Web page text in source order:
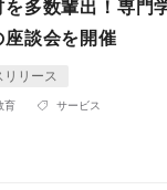
を多数輩出！専門
談会を開催
リリース
育 サービス